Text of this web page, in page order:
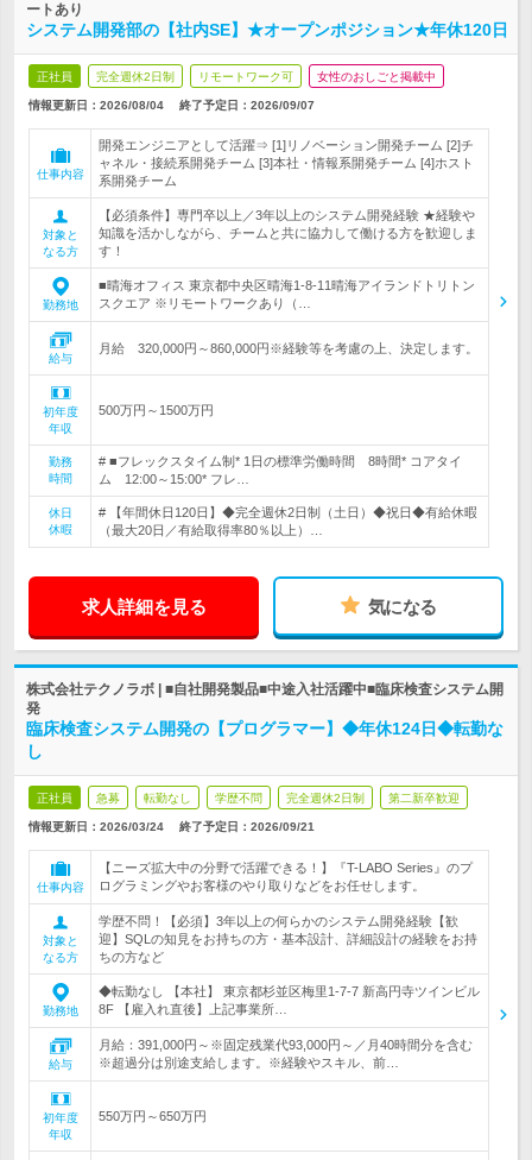
ートあり
システム開発部の【社内SE】★オープンポジション★年休120日
正社員 完全週休2日制 リモートワーク可 女性のおしごと掲載中
情報更新日：2026/08/04 終了予定日： 2026/09/07
仕事内容
開発エンジニアとして活躍⇒ [1]リノベーション開発チーム [2]チ
ャネル・接続系開発チーム [3]本社・情報系開発チーム [4]ホスト
系開発チーム
対象と
なる方
【必須条件】専門卒以上／3年以上のシステム開発経験 ★経験や
知識を活かしながら、チームと共に協力して働ける方を歓迎しま
す！
勤務地
■晴海オフィス 東京都中央区晴海1-8-11晴海アイランドトリトン
スクエア ※リモートワークあり（…
給与
月給 320,000円～860,000円※経験等を考慮の上、決定します。
初年度
年収
500万円～1500万円
勤務
時間
# ■フレックスタイム制* 1日の標準労働時間 8時間* コアタイ
ム 12:00～15:00* フレ…
休日
休暇
# 【年間休日120日】◆完全週休2日制（土日）◆祝日◆有給休暇
（最大20日／有給取得率80％以上）…
求人詳細を見る 気になる
株式会社テクノラボ | ■自社開発製品■中途入社活躍中■臨床検査システム開
発
臨床検査システム開発の【プログラマー】◆年休124日◆転勤な
し
正社員 急募 転勤なし 学歴不問 完全週休2日制 第二新卒歓迎
情報更新日：2026/03/24 終了予定日： 2026/09/21
仕事内容
【ニーズ拡大中の分野で活躍できる！】『T-LABO Series』のプ
ログラミングやお客様のやり取りなどをお任せします。
対象と
なる方
学歴不問！【必須】3年以上の何らかのシステム開発経験【歓
迎】SQLの知見をお持ちの方・基本設計、詳細設計の経験をお持
ちの方など
勤務地
◆転勤なし 【本社】 東京都杉並区梅里1-7-7 新高円寺ツインビル
8F 【雇入れ直後】上記事業所…
給与
月給：391,000円～※固定残業代93,000円～／月40時間分を含む
※超過分は別途支給します。※経験やスキル、前…
初年度
年収
550万円～650万円